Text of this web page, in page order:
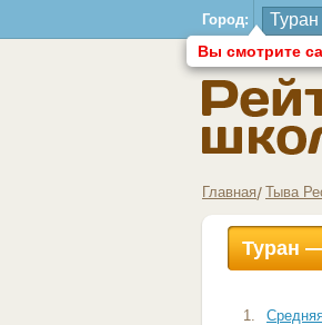
Город:
Вы смотрите
Главная Тыва
Туран
1.